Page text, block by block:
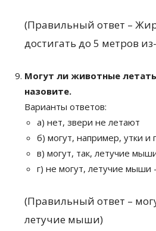
(Правильный ответ –
достигать до 5 метров
Могут ли животные
назовите.
Варианты ответов:
а) нет, звери не летают
б) могут, например, утки и
в) могут, так, летучие
г) не могут, летучие мыши
(Правильный ответ –
летучие мыши)